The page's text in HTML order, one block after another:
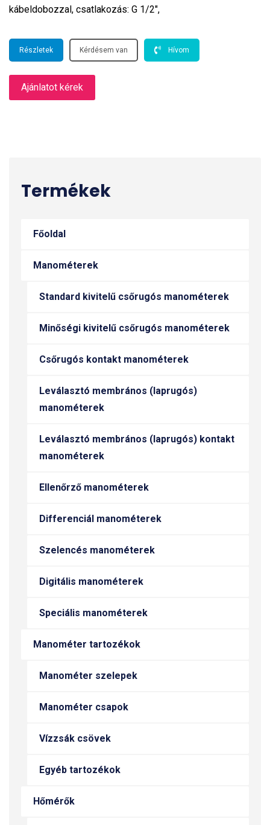
kábeldobozzal, csatlakozás: G 1/2″,
Részletek Kérdésem van Hívom
Ajánlatot kérek
Termékek
Főoldal
Manométerek
Standard kivitelű csőrugós manométerek
Minőségi kivitelű csőrugós manométerek
Csőrugós kontakt manométerek
Leválasztó membrános (laprugós)
manométerek
Leválasztó membrános (laprugós) kontakt
manométerek
Ellenőrző manométerek
Differenciál manométerek
Szelencés manométerek
Digitális manométerek
Speciális manométerek
Manométer tartozékok
Manométer szelepek
Manométer csapok
Vízzsák csövek
Egyéb tartozékok
Hőmérők